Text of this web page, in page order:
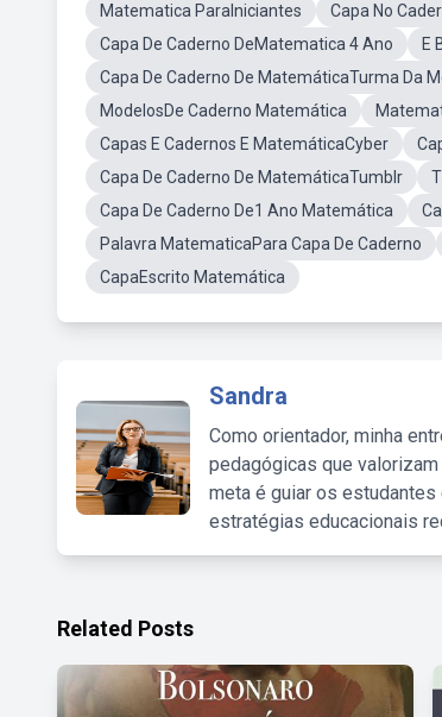
Matematica ParaIniciantes
Capa No
Capa De Caderno DeMatematica 4 Ano
E
Capa De Caderno De MatemáticaTurma Da
ModelosDe Caderno Matemática
Capas E Cadernos E MatemáticaCyber
Capa De Caderno De MatemáticaTumblr
Capa De Caderno De1 Ano Matemática
Palavra MatematicaPara Capa De Caderno
CapaEscrito Matemática
Sandra
Como orientador, minha
pedagógicas que
meta é guiar os estudantes
estratégias educacionais
Related Posts